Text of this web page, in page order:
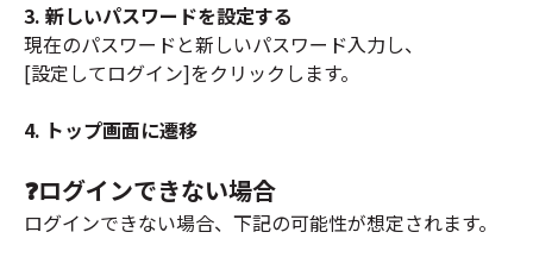
3. 新しいパスワードを設定する
現在のパスワードと新しいパスワード入力し、
[設定してログイン]をクリックします。
4. トップ画面に遷移
❓ログインできない場合
ログインできない場合、下記の可能性が想定されます。